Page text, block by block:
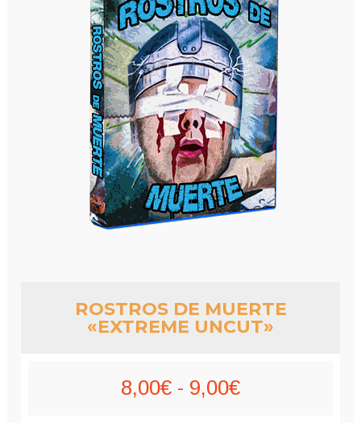
ROSTROS DE MUERTE
«EXTREME UNCUT»
8,00€ - 9,00€Rango